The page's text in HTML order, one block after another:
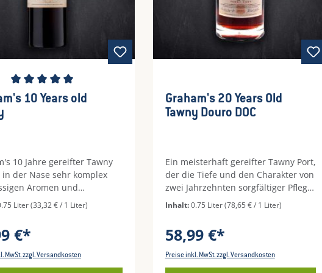
oder klassischen
Bewertung von 5 von 5 Sternen
10 Years old
10 Jahre gereifter Tawny
in der Nase sehr komplex
Aromen und
Früchten. Am Gaumen
Schön konzentriert im
mit langem Abgang.
Liter(33,32 € / 1 Liter)
€*
MwSt. zzgl. Versandkosten
Graham's 20 Years Old
Tawny Douro DOC
Ein meisterhaft gereifter Tawny Port,
der die Tiefe und den Charakter von
zwei Jahrzehnten sorgfältiger Pflege
und Reifung
vinifiziert und über 20 Jahre in
Eichenfässern gereift, um seine
Inhalt:0.75 Liter(78,65 € / 1 Liter)
58,99 €*
Preise inkl. MwSt. zzgl. Versandkosten